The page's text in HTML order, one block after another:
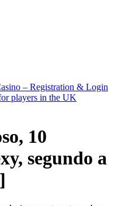
– Registration & Login
players in the UK
10
segundo a